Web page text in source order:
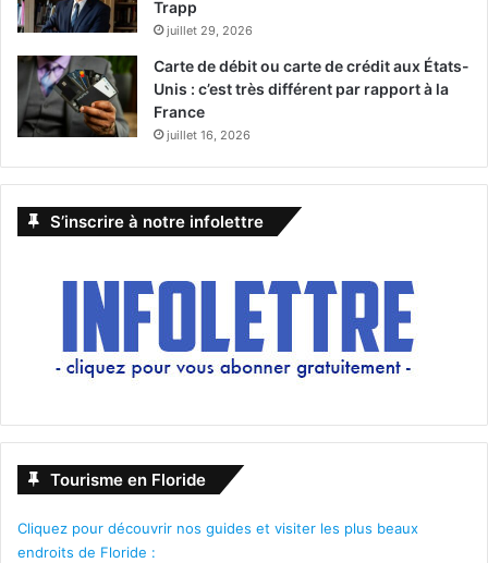
Trapp
juillet 29, 2026
Carte de débit ou carte de crédit aux États-
Unis : c’est très différent par rapport à la
France
juillet 16, 2026
S’inscrire à notre infolettre
Tourisme en Floride
Cliquez pour découvrir nos guides et visiter les plus beaux
endroits de Floride :